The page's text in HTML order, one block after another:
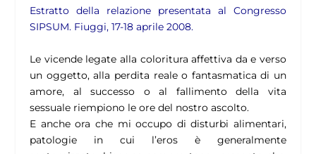
Estratto della relazione presentata al Congresso
SIPSUM. Fiuggi, 17-18 aprile 2008.
Le vicende legate alla coloritura affettiva da e verso
un oggetto, alla perdita reale o fantasmatica di un
amore, al successo o al fallimento della vita
sessuale riempiono le ore del nostro ascolto.
E anche ora che mi occupo di disturbi alimentari,
patologie in cui l’eros è generalmente